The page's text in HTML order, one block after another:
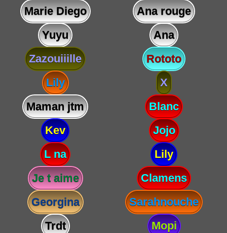
Marie Diego
Ana rouge
Yuyu
Ana
Zazouiiille
Rototo
Lily
X
Maman jtm
Blanc
Kev
Jojo
L na
Lily
Je t aime
Clamens
Georgina
Sarahnouche
Trdt
Mopi